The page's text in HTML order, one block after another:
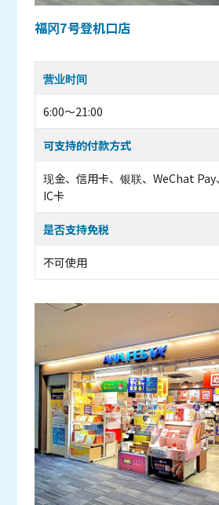
福冈7号登机口店
营业时间
6:00～21:00
可支持的付款方式
现金、信用卡、银联、WeChat
IC卡
是否支持免税
不可使用